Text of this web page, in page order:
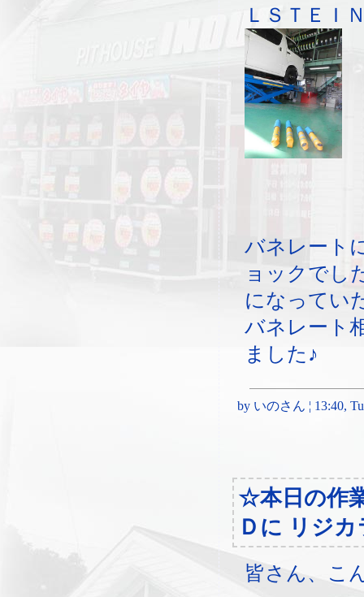
ＬＳＴＥＩ
バネレート
ョックでし
になってい
バネレート
ました♪
by いのさん ¦ 13:40,
☆本日の作
Ｄに リジカ
皆さん、こ